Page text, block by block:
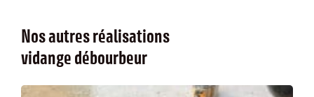
nos autres réalisations
vidange débourbeur